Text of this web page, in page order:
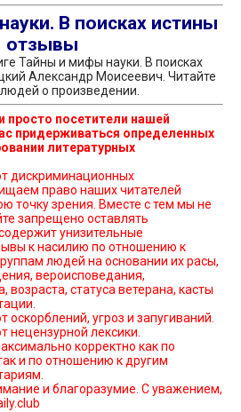
В поисках истины
отзывы
Тайны и мифы науки. В поисках
Александр Моисеевич. Читайте
о произведении.
посетители нашей
придерживаться определенных
литературных
дискриминационных
точку зрения. Вместе с тем мы не
запрещено оставлять
унизительные
к насилию по отношению к
людей на основании их расы,
вероисповедания,
возраста, статуса ветерана, касты
оскорблений, угроз и запугиваний.
нецензурной лексики.
корректно как по
и по отношению к другим
и благоразумие. С уважением,